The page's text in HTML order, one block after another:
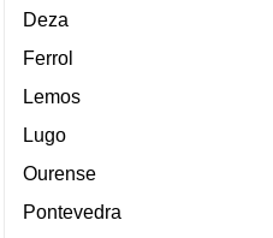
Deza
Ferrol
Lemos
Lugo
Ourense
Pontevedra